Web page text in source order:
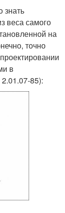
знать
веса самого
на
точно
в
85):